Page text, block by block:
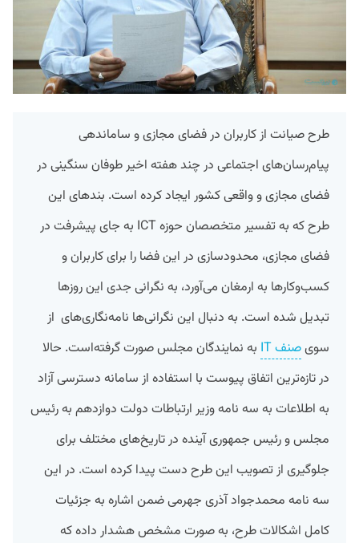
طرح صیانت از کاربران در فضای مجازی و ساماندهی
پیام‌رسان‌های اجتماعی در چند هفته اخیر طوفان سنگینی در
فضای مجازی و واقعی کشور ایجاد کرده است. بندهای این
طرح که به تفسیر متخصصان حوزه ICT به جای پیشرفت در
فضای مجازی، محدودسازی در این فضا را برای کاربران و
کسب‌وکارها به ارمغان می‌آورد، به نگرانی جدی این روزها
تبدیل شده است. به دنبال این نگرانی‌ها نامه‌نگاری‌های از
سویصنف IT
به نمایندگان مجلس صورت گرفته‌است. حالا
در تازه‌ترین اتفاق پیوست با استفاده از سامانه دسترسی آزاد
به اطلاعات به سه نامه وزیر ارتباطات دولت دوازدهم به رئیس
مجلس و رئیس جمهوری آینده در تاریخ‌های مختلف برای
جلوگیری از تصویب این طرح دست پیدا کرده است. در این
سه نامه محمدجواد آذری جهرمی ضمن اشاره به جزئیات
کامل اشکالات طرح، به صورت مشخص هشدار داده که